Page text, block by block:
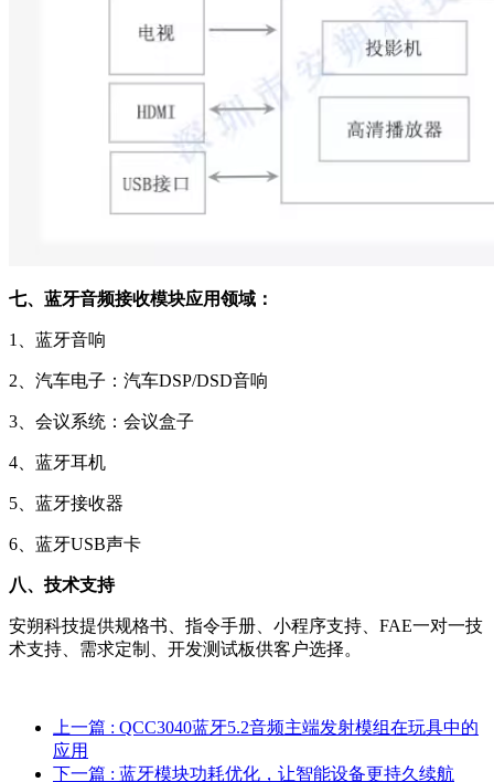
七、蓝牙音频接收模块应用领域：
1、蓝牙音响
2、汽车电子：汽车DSP/DSD音响
3、会议系统：会议盒子
4、蓝牙耳机
5、蓝牙接收器
6、蓝牙USB声卡
八、技术支持
安朔科技提供规格书、指令手册、小程序支持、FAE一对一技
术支持、需求定制、开发测试板供客户选择。
上一篇 : QCC3040蓝牙5.2音频主端发射模组在玩具中的
应用
下一篇 : 蓝牙模块功耗优化，让智能设备更持久续航